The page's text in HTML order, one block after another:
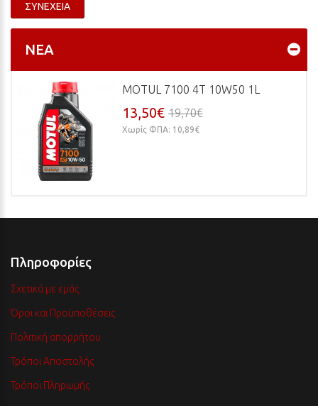
ΣΥΝΈΧΕΙΑ
ΝΈΑ
MOTUL 7100 4T 10W50 1L
13,50€ 19,70€
Χωρίς ΦΠΑ: 10,89€
Πληροφορίες
Σχετικά με εμάς
Όροι και Προϋποθέσεις
Πολιτική απορρήτου
Τρόποι Αποστολής
Τρόποι Πληρωμής